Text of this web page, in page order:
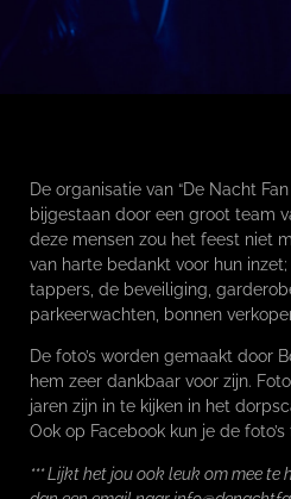
De organisatie van “De Nacht
bijgestaan door een groot team
deze mensen zou het feest niet
van harte bedankt voor hun
tappers, de beveiliging,
parkeerwachten, bonnen
De foto’s worden gemaakt door
hem zeer dankbaar voor zijn.
jaren zijn in te kijken in het
Ook op Facebook kun je de foto’s
*** Lijkt het jou ook leuk om mee